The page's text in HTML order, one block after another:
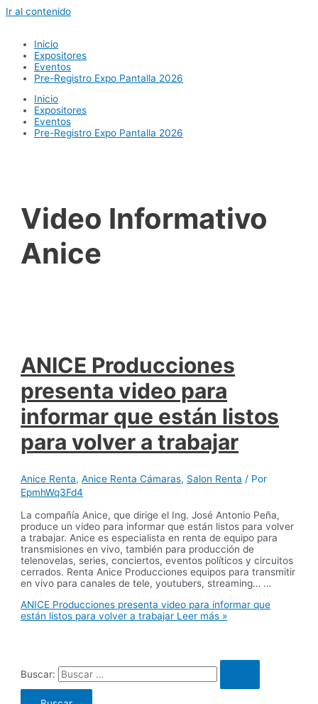
Ir al contenido
Inicio
Expositores
Eventos
Pre-Registro Expo Pantalla 2026
Inicio
Expositores
Eventos
Pre-Registro Expo Pantalla 2026
Video Informativo
Anice
ANICE Producciones
presenta video para
informar que están listos
para volver a trabajar
Anice Renta,Anice Renta Cámaras, Salon Renta / Por
EpmhWq3Fd4
La compañía Anice, que dirige el Ing. José Antonio Peña,
produce un video para informar que están listos para volver
a trabajar. Anice es especialista en renta de equipo para
transmisiones en vivo, también para producción de
telenovelas, series, conciertos, eventos políticos y circuitos
cerrados. Renta Anice Producciones equipos para transmitir
en vivo para canales de tele, youtubers, streaming… …
ANICE Producciones presenta video para informar que
están listos para volver a trabajar Leer más »
Buscar: